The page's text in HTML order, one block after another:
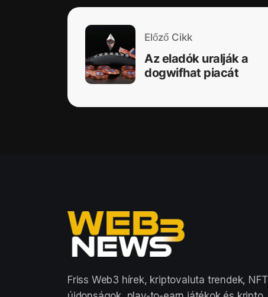
Előző Cikk
Az eladók uralják a
dogwifhat piacát
Friss Web3 hírek, kriptovaluta trendek, NFT